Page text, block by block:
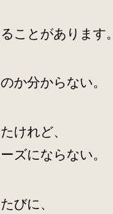
ことがあります。
か分からない。
けれど、
ズにならない。
びに、